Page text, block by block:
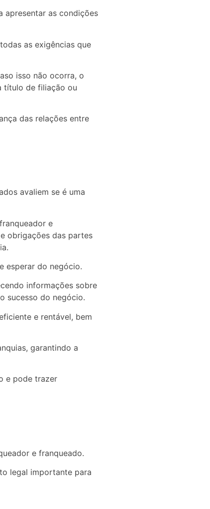
apresentar as condições
as exigências que
isso não ocorra, o
título de filiação ou
das relações entre
avaliem se é uma
e
obrigações das partes
esperar do negócio.
informações sobre
sucesso do negócio.
e rentável, bem
garantindo a
e pode trazer
e franqueado.
legal importante para